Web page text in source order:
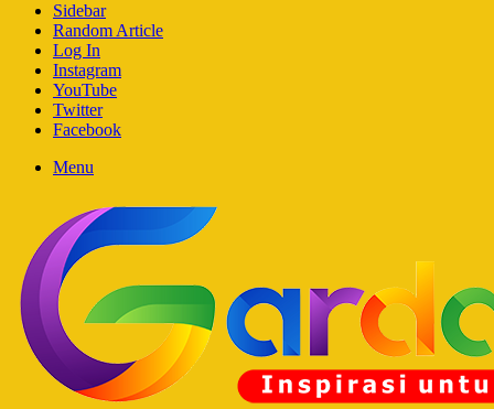
Sidebar
Random Article
Log In
Instagram
YouTube
Twitter
Facebook
Menu